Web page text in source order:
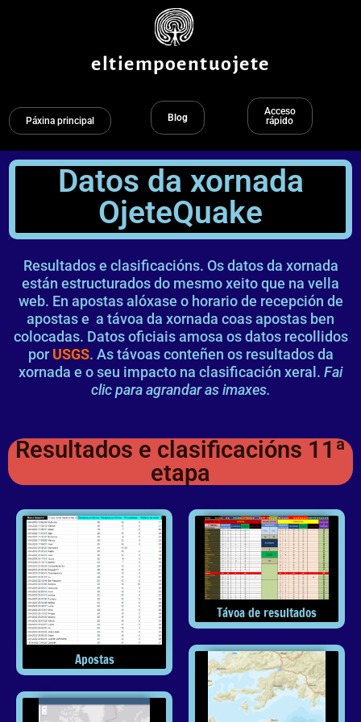
eltiempoentuojete
Páxina principal Blog
Acceso
rápido
Datos da xornada
OjeteQuake
Resultados e clasificacións. Os datos da xornada
están estructurados do mesmo xeito que na vella
web. En apostas alóxase o horario de recepción de
apostas e a távoa da xornada coas apostas ben
colocadas. Datos oficiais amosa os datos recollidos
por USGS. As távoas conteñen os resultados da
xornada e o seu impacto na clasificación xeral. Fai
clic para agrandar as imaxes.
Resultados e clasificacións 11ª
etapa
Apostas
Távoa de resultados